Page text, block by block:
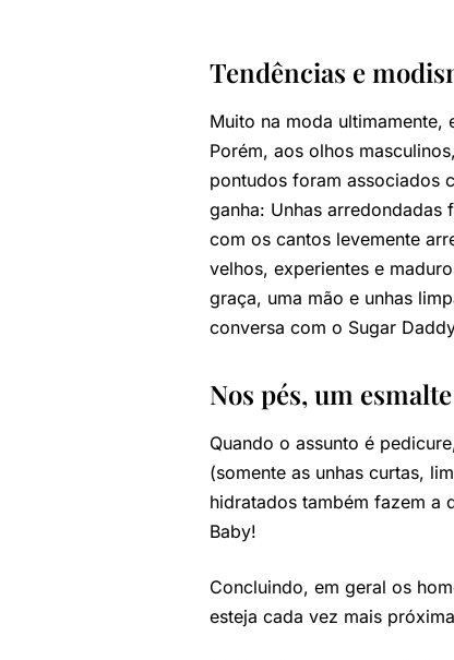
Tendências e
Muito na moda
Porém, aos olhos
pontudos foram associados
ganha: Unhas
com os cantos levemente
velhos, experientes e
graça, uma mão e unhas
conversa com o Sugar
Nos pés, um
Quando o assunto é
(somente as unhas curtas,
hidratados também fazem a
Baby!
Concluindo, em geral os
esteja cada vez mais